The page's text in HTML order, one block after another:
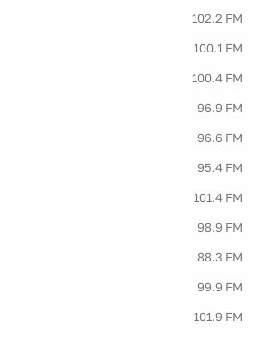
102.2 FM
100.1 FM
100.4 FM
96.9 FM
96.6 FM
95.4 FM
101.4 FM
98.9 FM
88.3 FM
99.9 FM
101.9 FM